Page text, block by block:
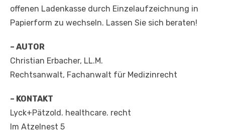
offenen Ladenkasse durch Einzelaufzeichnung in
Papierform zu wechseln. Lassen Sie sich beraten!
– AUTOR
Christian Erbacher, LL.M.
Rechtsanwalt, Fachanwalt für Medizinrecht
– KONTAKT
Lyck+Pätzold. healthcare. recht
Im Atzelnest 5